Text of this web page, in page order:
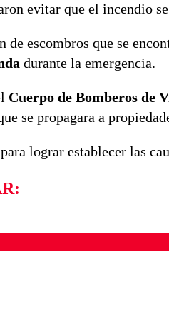
evitar que el incendio
escombros que se
durante la emergencia.
Cuerpo de Bomberos de
se propagara a
lograr establecer las